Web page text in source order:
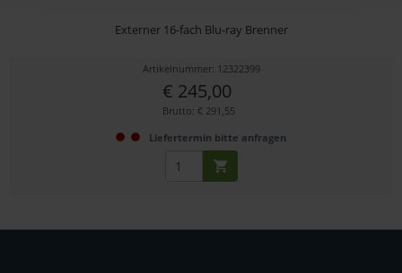
Externer 16-fach Blu-ray Brenner
Artikelnummer: 12322399
€ 245,00
Brutto: € 291,55
Liefertermin bitte anfragen